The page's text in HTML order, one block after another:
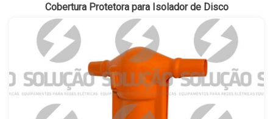
Cobertura Protetora para Isolador de Disco